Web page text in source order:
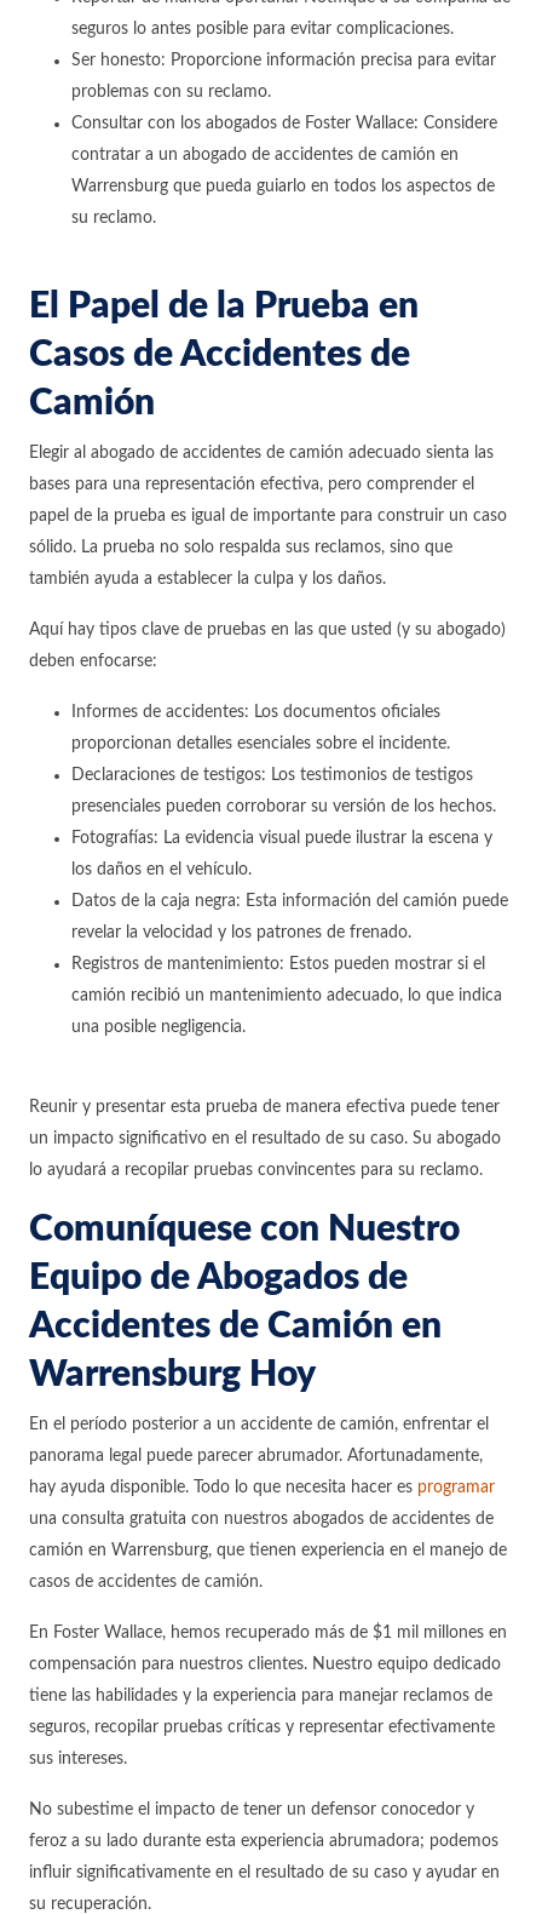
seguros lo antes posible para evitar complicaciones.
Ser honesto: Proporcione información precisa para evitar
problemas con su reclamo.
Consultar con los abogados de Foster Wallace: Considere
contratar a un abogado de accidentes de camión en
Warrensburg que pueda guiarlo en todos los aspectos de
su reclamo.
El Papel de la Prueba en
Casos de Accidentes de
Camión
Elegir al abogado de accidentes de camión adecuado sienta las
bases para una representación efectiva, pero comprender el
papel de la prueba es igual de importante para construir un caso
sólido. La prueba no solo respalda sus reclamos, sino que
también ayuda a establecer la culpa y los daños.
Aquí hay tipos clave de pruebas en las que usted (y su abogado)
deben enfocarse:
Informes de accidentes: Los documentos oficiales
proporcionan detalles esenciales sobre el incidente.
Declaraciones de testigos: Los testimonios de testigos
presenciales pueden corroborar su versión de los hechos.
Fotografías: La evidencia visual puede ilustrar la escena y
los daños en el vehículo.
Datos de la caja negra: Esta información del camión puede
revelar la velocidad y los patrones de frenado.
Registros de mantenimiento: Estos pueden mostrar si el
camión recibió un mantenimiento adecuado, lo que indica
una posible negligencia.
Reunir y presentar esta prueba de manera efectiva puede tener
un impacto significativo en el resultado de su caso. Su abogado
lo ayudará a recopilar pruebas convincentes para su reclamo.
Comuníquese con Nuestro
Equipo de Abogados de
Accidentes de Camión en
Warrensburg Hoy
En el período posterior a un accidente de camión, enfrentar el
panorama legal puede parecer abrumador. Afortunadamente,
hay ayuda disponible. Todo lo que necesita hacer es programar
una consulta gratuita con nuestros abogados de accidentes de
camión en Warrensburg, que tienen experiencia en el manejo de
casos de accidentes de camión.
En Foster Wallace, hemos recuperado más de $1 mil millones en
compensación para nuestros clientes. Nuestro equipo dedicado
tiene las habilidades y la experiencia para manejar reclamos de
seguros, recopilar pruebas críticas y representar efectivamente
sus intereses.
No subestime el impacto de tener un defensor conocedor y
feroz a su lado durante esta experiencia abrumadora; podemos
influir significativamente en el resultado de su caso y ayudar en
su recuperación.